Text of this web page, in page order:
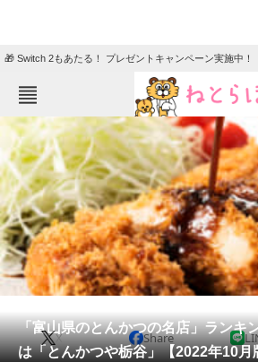
🎁 Switch 2もあたる！ プレゼントキャンペーン実施中！
ねとらぼメニュー
TOP ニュース
エンタメ クイズ
グルメ 地域
住まい 教育・育児
動物 リサーチ
会員記事
「富山県のとんかつの名店」ラン
は「とんかつや栃谷」【2022年10月
X Share